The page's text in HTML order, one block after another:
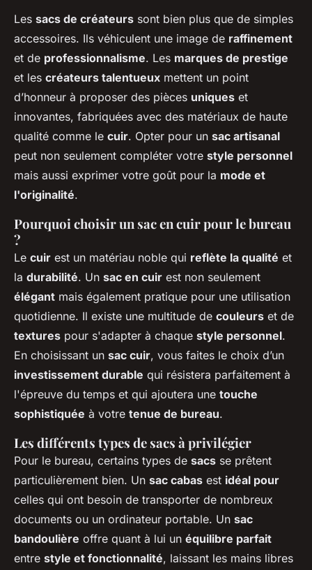
Les sacs de créateurs sont bien plus que de simples
accessoires. Ils véhiculent une image de raffinement
et de professionnalisme. Les marques de prestige
et les créateurs talentueux mettent un point
d’honneur à proposer des pièces uniques et
innovantes, fabriquées avec des matériaux de haute
qualité comme le cuir. Opter pour un sac artisanal
peut non seulement compléter votre style personnel
mais aussi exprimer votre goût pour la mode et
l'originalité.
Pourquoi choisir un sac en cuir pour le bureau
?
Le cuir est un matériau noble qui reflète la qualité et
la durabilité. Un sac en cuir est non seulement
élégant mais également pratique pour une utilisation
quotidienne. Il existe une multitude de couleurs et de
textures pour s'adapter à chaque style personnel.
En choisissant un sac cuir, vous faites le choix d’un
investissement durable qui résistera parfaitement à
l'épreuve du temps et qui ajoutera une touche
sophistiquée à votre tenue de bureau.
Les différents types de sacs à privilégier
Pour le bureau, certains types de sacs se prêtent
particulièrement bien. Un sac cabas est idéal pour
celles qui ont besoin de transporter de nombreux
documents ou un ordinateur portable. Un sac
bandoulière offre quant à lui un équilibre parfait
entre style et fonctionnalité, laissant les mains libres